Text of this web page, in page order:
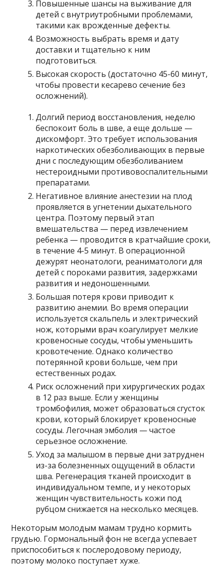
Повышенные шансы на выживание для
детей с внутриутробными проблемами,
такими как врожденные дефекты.
Возможность выбрать время и дату
доставки и тщательно к ним
подготовиться.
Высокая скорость (достаточно 45-60 минут,
чтобы провести кесарево сечение без
осложнений).
Долгий период восстановления, неделю
беспокоит боль в шве, а еще дольше —
дискомфорт. Это требует использования
наркотических обезболивающих в первые
дни с последующим обезболиванием
нестероидными противовоспалительными
препаратами.
Негативное влияние анестезии на плод
проявляется в угнетении дыхательного
центра. Поэтому первый этап
вмешательства — перед извлечением
ребенка — проводится в кратчайшие сроки,
в течение 4-5 минут. В операционной
дежурят неонатологи, реаниматологи для
детей с пороками развития, задержками
развития и недоношенными.
Большая потеря крови приводит к
развитию анемии. Во время операции
используется скальпель и электрический
нож, которыми врач коагулирует мелкие
кровеносные сосуды, чтобы уменьшить
кровотечение. Однако количество
потерянной крови больше, чем при
естественных родах.
Риск осложнений при хирургических родах
в 12 раз выше. Если у женщины
тромбофилия, может образоваться сгусток
крови, который блокирует кровеносные
сосуды. Легочная эмболия — частое
серьезное осложнение.
Уход за малышом в первые дни затруднен
из-за болезненных ощущений в области
шва. Регенерация тканей происходит в
индивидуальном темпе, и у некоторых
женщин чувствительность кожи под
рубцом снижается на несколько месяцев.
Некоторым молодым мамам трудно кормить
грудью. Гормональный фон не всегда успевает
приспособиться к послеродовому периоду,
поэтому молоко поступает хуже.